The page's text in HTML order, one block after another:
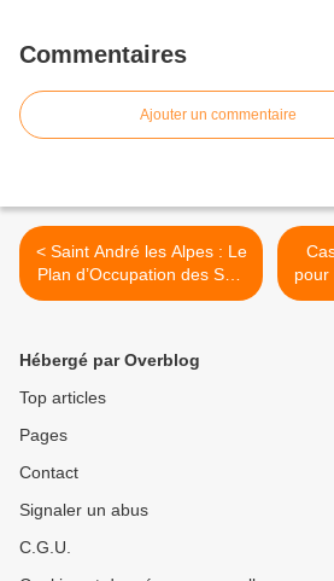
Commentaires
Ajouter un commentaire
< Saint André les Alpes : Le
Plan d’Occupation des Sols
mis à disposition du public
pour
du
Hébergé par Overblog
Top articles
Pages
Contact
Signaler un abus
C.G.U.